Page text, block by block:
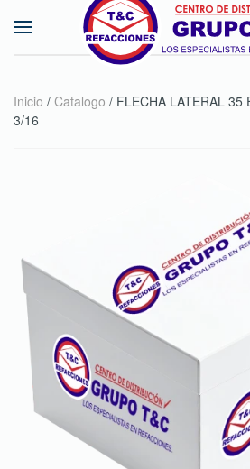
Skip to main content
Inicio / Catalogo / FLECHA LATERAL 35
3/16